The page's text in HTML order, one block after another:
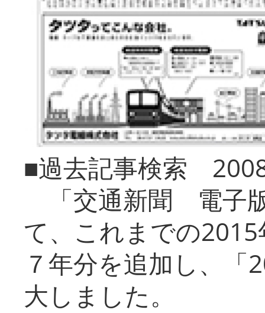
■過去記事検索
「交通新聞 電子
て、これまでの
７年分を追加し、「
大しまし